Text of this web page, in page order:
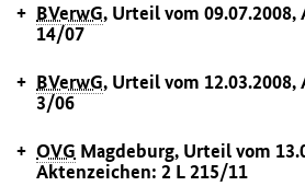
BVerwG, Urteil vom
14/07
BVerwG, Urteil vom
3/06
OVG Magdeburg, Urteil vom
Aktenzeichen: 2 L 215/11